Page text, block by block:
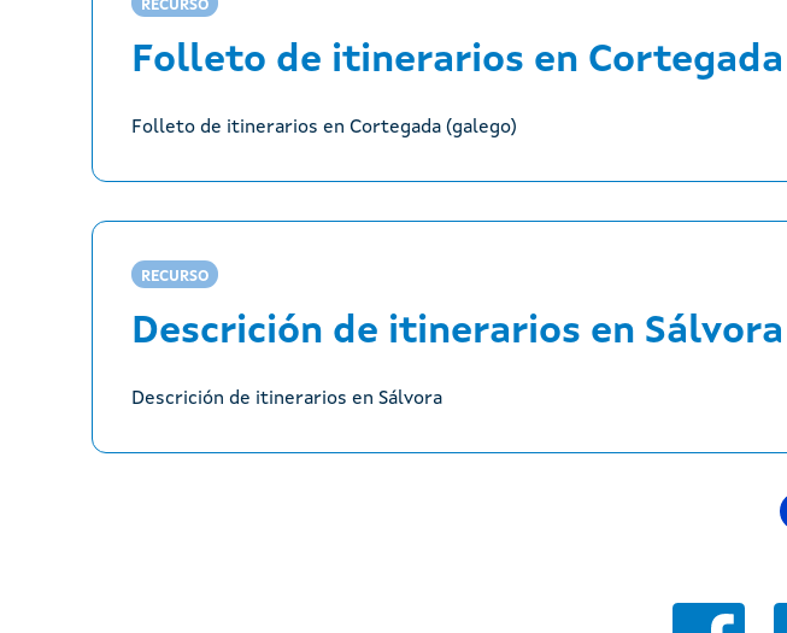
RECURSO
Folleto de itinerarios en
Folleto de itinerarios en Cortegada (galego)
RECURSO
Descrición de itinerarios en Sálvora
Descrición de itinerarios en Sálvora